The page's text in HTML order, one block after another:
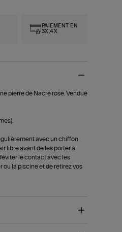
PAIEMENT EN
3X,4X
pierre de Nacre rose. Vendue
avec un chiffon
libre avant de les porter à
le contact avec les
ou la piscine et de retirez vos